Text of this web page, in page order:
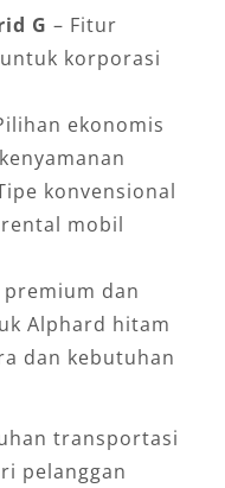
G – Fitur
korporasi
ekonomis
konvensional
mobil
dan
Alphard hitam
dan kebutuhan
transportasi
pelanggan